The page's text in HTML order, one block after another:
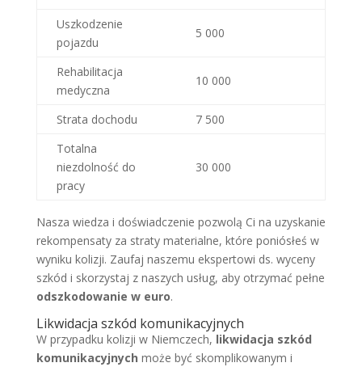
Uszkodzenie
pojazdu
5 000
Rehabilitacja
medyczna
10 000
Strata dochodu
7 500
Totalna
niezdolność do
pracy
30 000
Nasza wiedza i doświadczenie pozwolą Ci na uzyskanie
rekompensaty za straty materialne, które poniósłeś w
wyniku kolizji. Zaufaj naszemu ekspertowi ds. wyceny
szkód i skorzystaj z naszych usług, aby otrzymać pełne
odszkodowanie w euro.
Likwidacja szkód komunikacyjnych
W przypadku kolizji w Niemczech, likwidacja szkód
komunikacyjnych może być skomplikowanym i